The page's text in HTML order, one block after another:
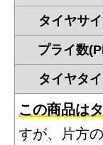
タイヤサ
プライ数
タイヤタ
この商品は
すが、片方